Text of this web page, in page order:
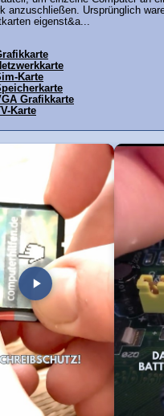
anzuschließen. Ursprünglich
eigenst&a...
Karte
Grafikkarte
Karte